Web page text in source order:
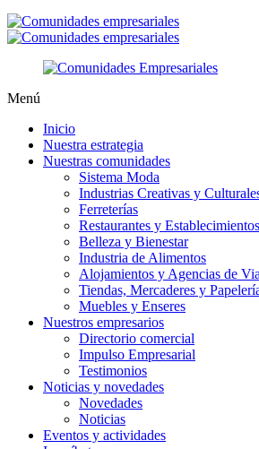
Menú
Inicio
Nuestra estrategia
Nuestras comunidades
Sistema Moda
Industrias Creativas y
Ferreterías
Restaurantes y
Belleza y Bienestar
Industria de Alimentos
Alojamientos y Agencias de
Tiendas, Mercaderes y
Muebles y Enseres
Nuestros empresarios
Directorio comercial
Impulso Empresarial
Testimonios
Noticias y novedades
Novedades
Noticias
Eventos y actividades